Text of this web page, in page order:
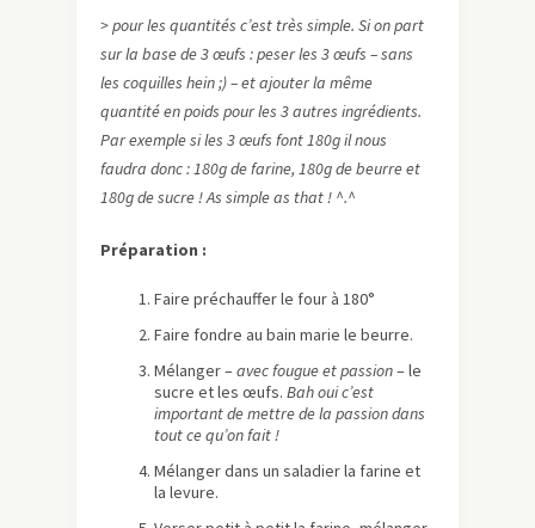
> pour les quantités c’est très simple. Si on part
sur la base de 3 œufs : peser les 3 œufs – sans
les coquilles hein ;) – et ajouter la même
quantité en poids pour les 3 autres ingrédients.
Par exemple si les 3 œufs font 180g il nous
faudra donc : 180g de farine, 180g de beurre et
180g de sucre ! As simple as that ! ^.^
Préparation :
Faire préchauffer le four à 180°
Faire fondre au bain marie le beurre.
Mélanger –avec fougue et passion– le
sucre et les œufs. Bah oui c’est
important de mettre de la passion dans
tout ce qu’on fait !
Mélanger dans un saladier la farine et
la levure.